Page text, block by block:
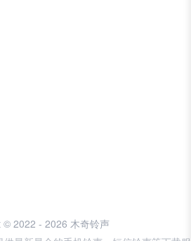
© 2022 - 2026 木奇铃声